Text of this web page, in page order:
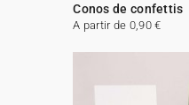
Conos de confettis
A partir de 0,90 €